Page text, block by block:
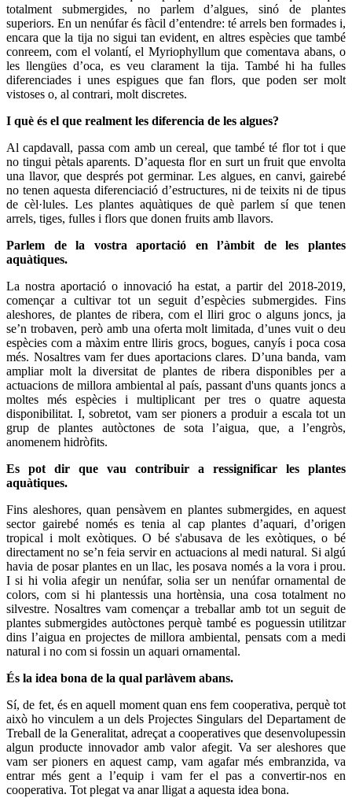
totalment submergides, no parlem d’algues, sinó de plantes
superiors. En un nenúfar és fàcil d’entendre: té arrels ben formades i,
encara que la tija no sigui tan evident, en altres espècies que també
conreem, com el volantí, el Myriophyllum que comentava abans, o
les llengües d’oca, es veu clarament la tija. També hi ha fulles
diferenciades i unes espigues que fan flors, que poden ser molt
vistoses o, al contrari, molt discretes.
I què és el que realment les diferencia de les algues?
Al capdavall, passa com amb un cereal, que també té flor tot i que
no tingui pètals aparents. D’aquesta flor en surt un fruit que envolta
una llavor, que després pot germinar. Les algues, en canvi, gairebé
no tenen aquesta diferenciació d’estructures, ni de teixits ni de tipus
de cèl·lules. Les plantes aquàtiques de què parlem sí que tenen
arrels, tiges, fulles i flors que donen fruits amb llavors.
Parlem de la vostra aportació en l’àmbit de les plantes
aquàtiques.
La nostra aportació o innovació ha estat, a partir del 2018-2019,
començar a cultivar tot un seguit d’espècies submergides. Fins
aleshores, de plantes de ribera, com el lliri groc o alguns joncs, ja
se’n trobaven, però amb una oferta molt limitada, d’unes vuit o deu
espècies com a màxim entre lliris grocs, bogues, canyís i poca cosa
més. Nosaltres vam fer dues aportacions clares. D’una banda, vam
ampliar molt la diversitat de plantes de ribera disponibles per a
actuacions de millora ambiental al país, passant d'uns quants joncs a
moltes més espècies i multiplicant per tres o quatre aquesta
disponibilitat. I, sobretot, vam ser pioners a produir a escala tot un
grup de plantes autòctones de sota l’aigua, que, a l’engròs,
anomenem hidròfits.
Es pot dir que vau contribuir a ressignificar les plantes
aquàtiques.
Fins aleshores, quan pensàvem en plantes submergides, en aquest
sector gairebé només es tenia al cap plantes d’aquari, d’origen
tropical i molt exòtiques. O bé s'abusava de les exòtiques, o bé
directament no se’n feia servir en actuacions al medi natural. Si algú
havia de posar plantes en un llac, les posava només a la vora i prou.
I si hi volia afegir un nenúfar, solia ser un nenúfar ornamental de
colors, com si hi plantessis una hortènsia, una cosa totalment no
silvestre. Nosaltres vam començar a treballar amb tot un seguit de
plantes submergides autòctones perquè també es poguessin utilitzar
dins l’aigua en projectes de millora ambiental, pensats com a medi
natural i no com si fossin un aquari ornamental.
És la idea bona de la qual parlàvem abans.
Sí, de fet, és en aquell moment quan ens fem cooperativa, perquè tot
això ho vinculem a un dels Projectes Singulars del Departament de
Treball de la Generalitat, adreçat a cooperatives que desenvolupessin
algun producte innovador amb valor afegit. Va ser aleshores que
vam ser pioners en aquest camp, vam agafar més embranzida, va
entrar més gent a l’equip i vam fer el pas a convertir-nos en
cooperativa. Tot plegat va anar lligat a aquesta idea bona.